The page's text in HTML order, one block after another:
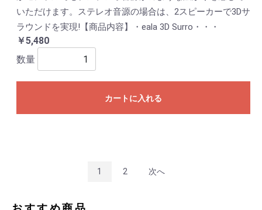
いただけます。ステレオ音源の場合は、2スピーカーで3Dサ
ラウンドを実現!【商品内容】・eala 3D Surro・・・
￥5,480
数量
カートに入れる
1 2 次へ